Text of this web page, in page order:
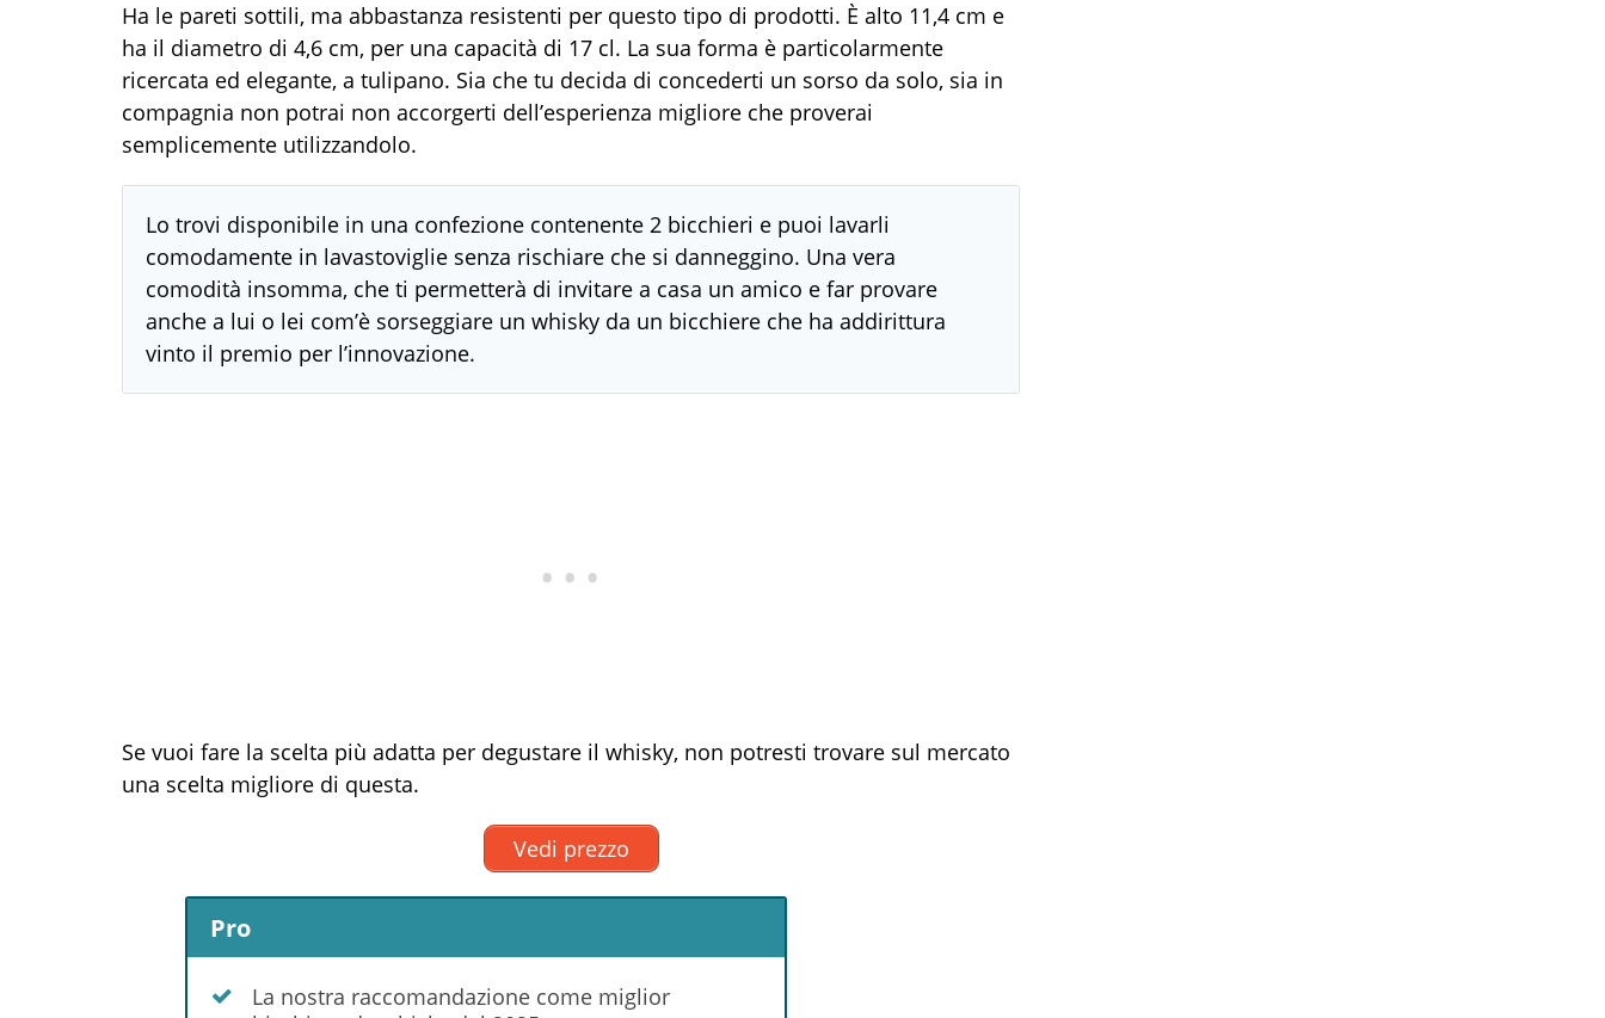
Ha le pareti sottili, ma abbastanza resistenti per questo tipo di prodotti. È alto 11,4 cm e
ha il diametro di 4,6 cm, per una capacità di 17 cl. La sua forma è particolarmente
ricercata ed elegante, a tulipano. Sia che tu decida di concederti un sorso da solo, sia in
compagnia non potrai non accorgerti dell’esperienza migliore che proverai
semplicemente utilizzandolo.
Lo trovi disponibile in una confezione contenente 2 bicchieri e puoi lavarli
comodamente in lavastoviglie senza rischiare che si danneggino. Una vera
comodità insomma, che ti permetterà di invitare a casa un amico e far provare
anche a lui o lei com’è sorseggiare un whisky da un bicchiere che ha addirittura
vinto il premio per l’innovazione.
Se vuoi fare la scelta più adatta per degustare il whisky, non potresti trovare sul mercato
una scelta migliore di questa.
Vedi prezzo
Pro
La nostra raccomandazione come miglior